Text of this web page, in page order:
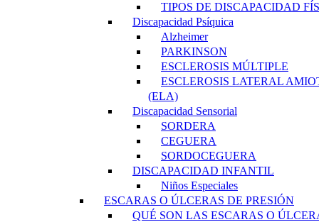
TIPOS DE DISCAPACIDAD
Discapacidad Psíquica
Alzheimer
PARKINSON
ESCLEROSIS MÚLTIPLE
ESCLEROSIS LATERAL
(ELA)
Discapacidad Sensorial
SORDERA
CEGUERA
SORDOCEGUERA
DISCAPACIDAD INFANTIL
Niños Especiales
ESCARAS O ÚLCERAS DE PRESIÓN
QUÉ SON LAS ESCARAS O